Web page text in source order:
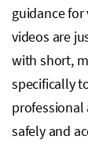
guidance
videos are
with short,
specifically
professional
safely and